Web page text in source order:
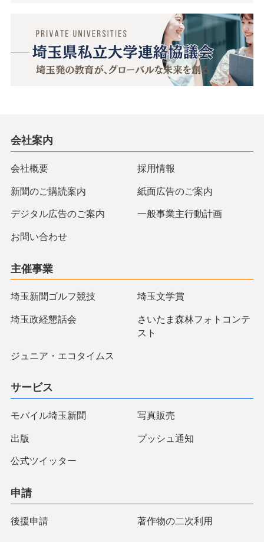
会社案内
会社概要 採用情報
新聞のご購読案内 紙面広告のご案内
デジタル広告のご案内 一般事業主行動計画
お問い合わせ
主催事業
埼玉新聞ゴルフ競技 埼玉文学賞
埼玉政経懇話会
さいたま森林フォトコンテ
スト
ジュニア・エコタイムス
サービス
モバイル埼玉新聞 写真販売
出版 プッシュ通知
公式ツイッター
申請
後援申請 著作物の二次利用